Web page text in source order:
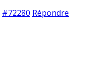
#72280 Répondre